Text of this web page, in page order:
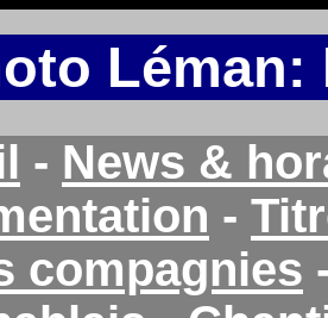
Léman:
- News &
-
compagnies